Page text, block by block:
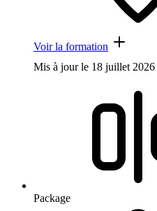
Voir la formation
Mis à jour le 18 juillet 2026
Package